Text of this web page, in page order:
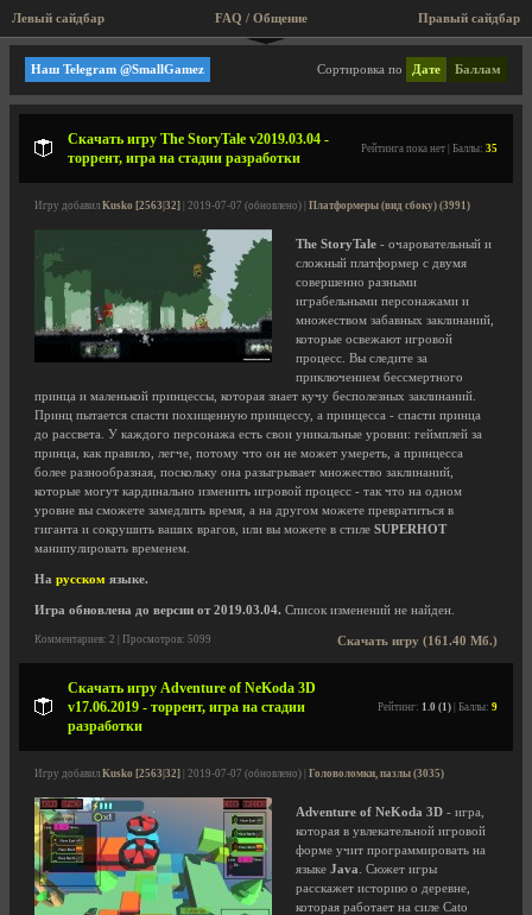
Левый сайдбар FAQ / Общение
Мини игры, аркады, старые игры!
Сортировка по Дате Баллам
Наш Telegram @SmallGamez
Скачать игру The StoryTale v2019.03.04 -
торрент, игра на стадии разработки
Рейтинга пока нет | Баллы: 35
Игру добавил Kusko [2563|32] | 2019-07-07 (обновлено) | Платформеры (вид сбоку) (3991)
The StoryTale - очаровательный и
сложный платформер с двумя
совершенно разными
играбельными персонажами и
множеством забавных заклинаний,
которые освежают игровой
процесс. Вы следите за
приключением бессмертного
принца и маленькой принцессы, которая знает кучу бесполезных заклинаний.
Принц пытается спасти похищенную принцессу, а принцесса - спасти принца
до рассвета. У каждого персонажа есть свои уникальные уровни: геймплей за
принца, как правило, легче, потому что он не может умереть, а принцесса
более разнообразная, поскольку она разыгрывает множество заклинаний,
которые могут кардинально изменить игровой процесс - так что на одном
уровне вы сможете замедлить время, а на другом можете превратиться в
гиганта и сокрушить ваших врагов, или вы можете в стиле SUPERHOT
манипулировать временем.
На русском языке.
Игра обновлена до версии от 2019.03.04. Список изменений не найден.
Скачать игру (161.40 Мб.)
Комментариев: 2 | Просмотров: 5099
Скачать игру Adventure of NeKoda 3D
v17.06.2019 - торрент, игра на стадии
разработки
Рейтинг: 1.0 (1) | Баллы: 9
Игру добавил Kusko [2563|32] | 2019-07-07 (обновлено) | Головоломки, пазлы (3035)
Adventure of NeKoda 3D - игра,
которая в увлекательной игровой
форме учит программировать на
языке Java . Сюжет игры
расскажет историю о деревне,
которая работает на силе Cato